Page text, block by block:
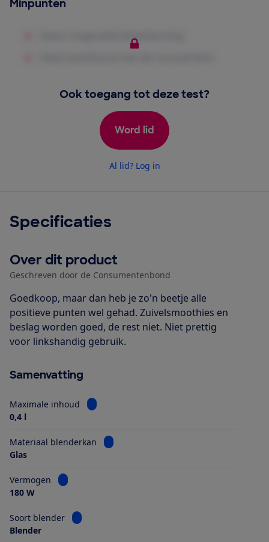
Minpunten
Ook toegang tot deze test?
Word lid
Al lid? Log in
Specificaties
Over dit product
Geschreven door de Consumentenbond
Goedkoop, maar dan heb je zo'n beetje alle
positieve punten wel gehad. Zuivelsmoothies en
beslag worden goed, de rest niet. Niet prettig
voor linkshandig gebruik.
Samenvatting
Maximale inhoud
Bekijk informatie voor Maximale inhoud
0,4 l
Materiaal blenderkan
Bekijk informatie voor Materiaal
Glas
Vermogen
Bekijk informatie voor Vermogen
180 W
Soort blender
Bekijk informatie voor Soort blender
Blender